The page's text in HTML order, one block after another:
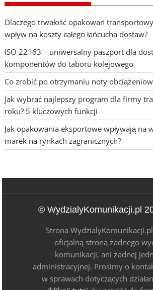
Dlaczego trwałość opakowań
wpływ na koszty całego łańcucha dostaw?
ISO 22163 – uniwersalny paszport dla
komponentów do taboru kolejowego
Co zrobić po otrzymaniu noty
Jak wybrać najlepszy program dla firmy
roku? 5 kluczowych funkcji
Jak opakowania eksportowe wpływają na
marek na rynkach zagranicznych?
© WydzialyKomunikacji.pl
Strona
oficjalną stroną żadnego
komunikacji, ani żadnej
administracyjnej. Prosimy o
w sprawach dotyczących